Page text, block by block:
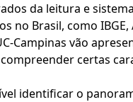
da leitura e
no Brasil, como
Campinas vão
certas
identificar o